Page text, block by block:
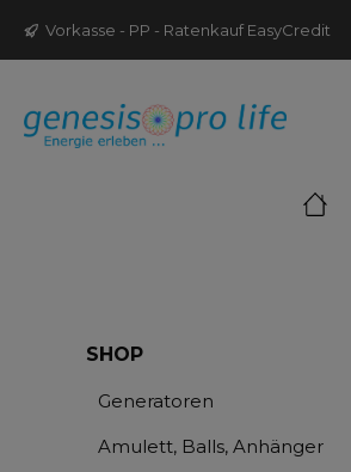
Hauptinhalt springen
Zur Suche springen
Zur Hauptnavigation springen
Vorkasse - PP - Ratenkauf EasyCredit
SHOP
Generatoren
Amulett, Balls, Anhänger